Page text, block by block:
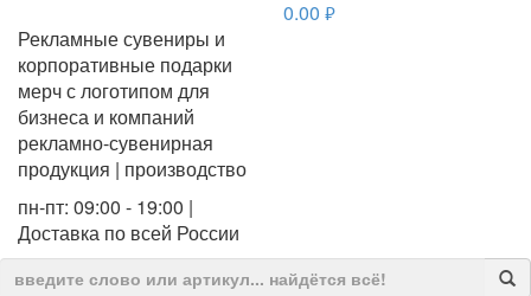
Рекламные сувениры и
корпоративные подарки
мерч с логотипом для
бизнеса и компаний
рекламно-сувенирная
продукция | производство
пн-пт: 09:00 - 19:00 |
Доставка по всей России
0.00 руб.